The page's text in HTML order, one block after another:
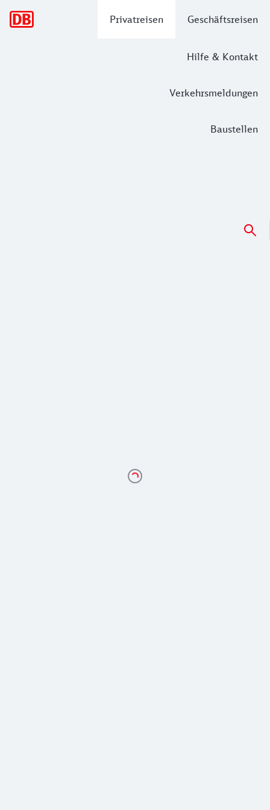
Privatreisen Geschäftsreisen
Hilfe & Kontakt
Verkehrsmeldungen
Baustellen